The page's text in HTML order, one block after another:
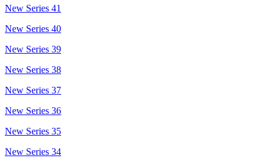
New Series 41
New Series 40
New Series 39
New Series 38
New Series 37
New Series 36
New Series 35
New Series 34